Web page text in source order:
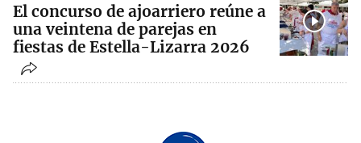
El concurso de ajoarriero reúne a
una veintena de parejas en
fiestas de Estella-Lizarra 2026